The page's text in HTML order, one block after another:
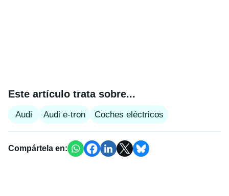
Este artículo trata sobre...
Audi Audi e-tron Coches eléctricos
Compártela en: